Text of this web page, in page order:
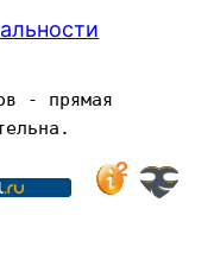
- прямая